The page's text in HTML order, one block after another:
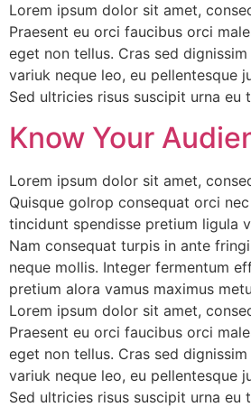
Lorem ipsum dolor sit amet,
Praesent eu orci faucibus orci
eget non tellus. Cras sed
variuk neque leo, eu pellentesque
Sed ultricies risus suscipit urna eu
Know Your
Lorem ipsum dolor sit amet,
Quisque golrop consequat orci
tincidunt spendisse pretium ligula
Nam consequat turpis in ante
neque mollis. Integer fermentum
pretium alora vamus maximus
Lorem ipsum dolor sit amet,
Praesent eu orci faucibus orci
eget non tellus. Cras sed
variuk neque leo, eu pellentesque
Sed ultricies risus suscipit urna eu